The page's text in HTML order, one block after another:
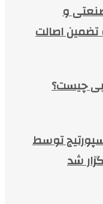
و
تضمین اصالت
چیست؟
توسط
شد